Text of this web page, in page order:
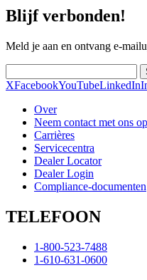
Blijf verbonden!
Meld je aan en ontvang e-
XFacebookYouTubeLinkedIn
Over
Neem contact met ons op
Carrières
Servicecentra
Dealer Locator
Dealer Login
Compliance-documenten
TELEFOON
1-800-523-7488
1-610-631-0600